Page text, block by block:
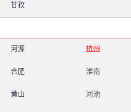
甘孜
河源 杭州
合肥 淮南
黄山 河池